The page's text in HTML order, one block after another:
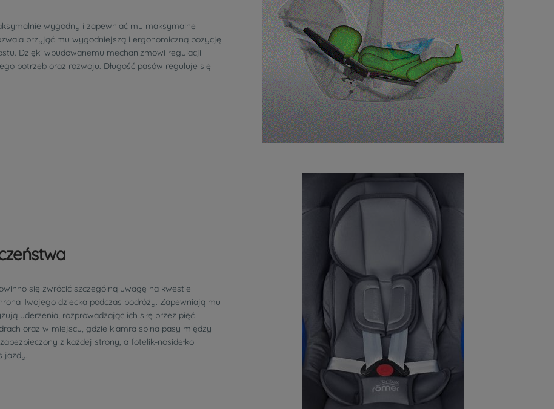
wygodny i zapewniać mu maksymalne
przyjąć mu wygodniejszą i ergonomiczną pozycję
Dzięki wbudowanemu mechanizmowi regulacji
potrzeb oraz rozwoju. Długość pasów reguluje się
się zwrócić szczególną uwagę na kwestie
Twojego dziecka podczas podróży. Zapewniają mu
uderzenia, rozprowadzając ich siłę przez pięć
oraz w miejscu, gdzie klamra spina pasy między
z każdej strony, a fotelik-nosidełko
jazdy.